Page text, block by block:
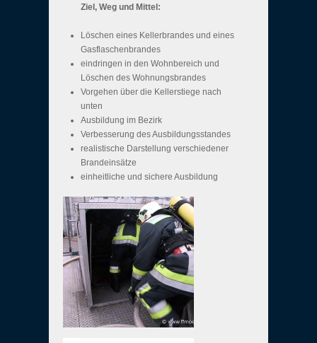
Ziel, Weg und Mittel:
Löschen eines Kellerbrandes und eines
Gasflaschenbrandes
eindringen in den Wohnbereich und
Löschen des Wohnungsbrandes
Vorgehen über die Kellerstiege nach
unten
Ausbildung im Bezirk
Verbesserung des Ausbildungsstandes
realistische Darstellung verschiedener
Brandeinsätze
einheitliche und sichere Ausbildung